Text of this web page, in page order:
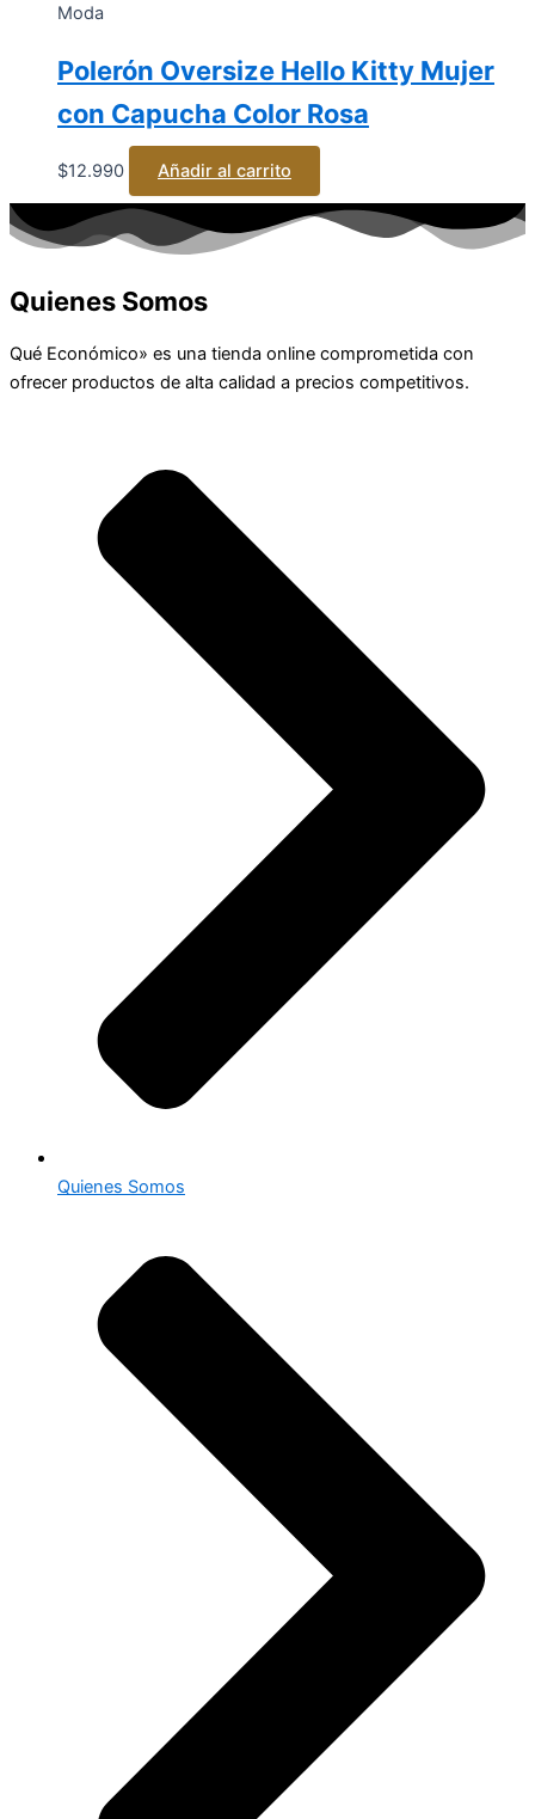
Moda
Polerón Oversize Hello Kitty Mujer
con Capucha Color Rosa
$12.990 Añadir al carrito
Quienes Somos
Qué Económico» es una tienda online comprometida con
ofrecer productos de alta calidad a precios competitivos.
Quienes Somos